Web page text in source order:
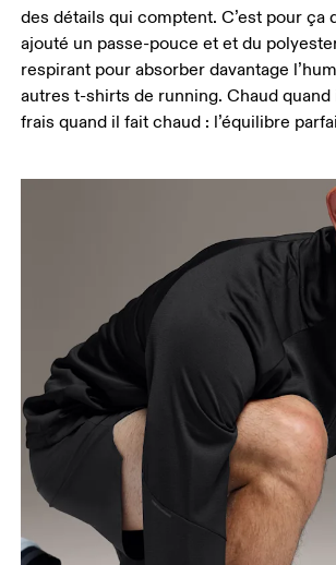
des détails qui comptent. C’est pour ça
ajouté un passe-pouce et et du
respirant pour absorber davantage
autres t-shirts de running. Chaud
frais quand il fait chaud : l’équilibre